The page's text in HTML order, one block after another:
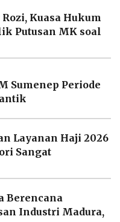
Kuasa Hukum
Putusan MK soal
Sumenep Periode
Layanan Haji 2026
Sangat
Berencana
Industri Madura,